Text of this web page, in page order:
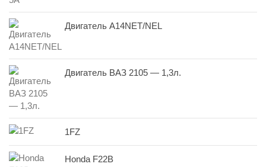
Двигатель A14NET/NEL
Двигатель ВАЗ 2105 — 1,3л.
1FZ
Honda F22B